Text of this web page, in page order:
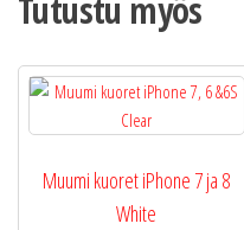
Tutustu myös
Muumi kuoret iPhone 7 ja 8
White